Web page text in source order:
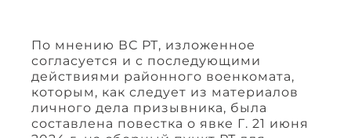
По мнению ВС РТ, изложенное
согласуется и с последующими
действиями районного военкомата,
которым, как следует из материалов
личного дела призывника, была
составлена повестка о явке Г. 21 июня